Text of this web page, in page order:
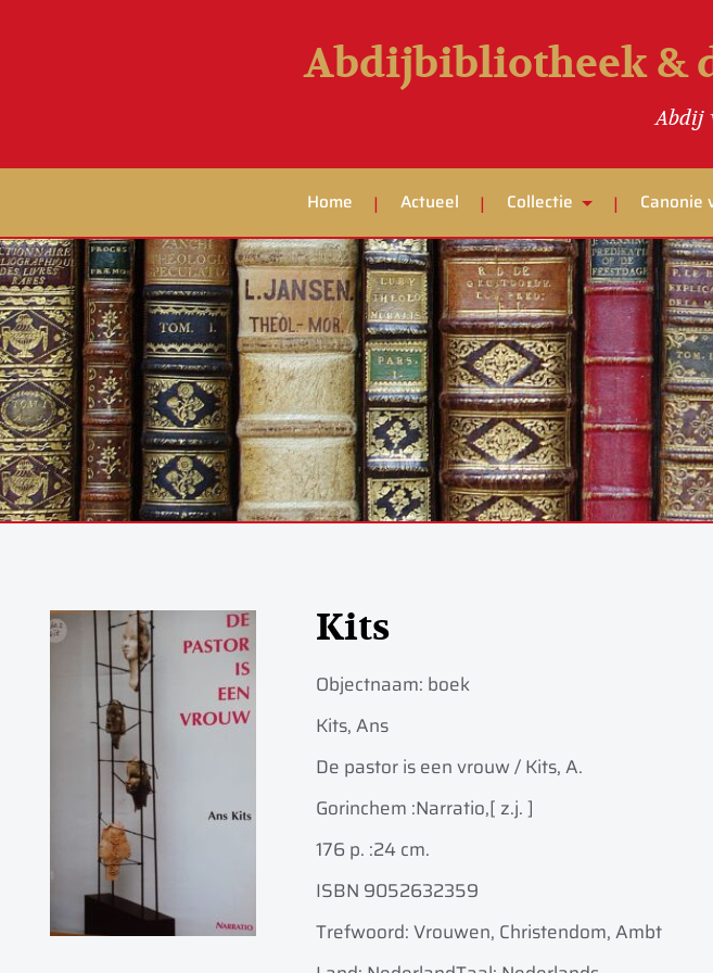
Abdijbibliotheek &
Abdij
Home Actueel Collectie Canonie
Kits
Objectnaam: boek
Kits, Ans
De pastor is een vrouw / Kits, A.
Gorinchem :Narratio,[ z.j. ]
176 p. :24 cm.
ISBN 9052632359
Trefwoord: Vrouwen, Christendom, Ambt